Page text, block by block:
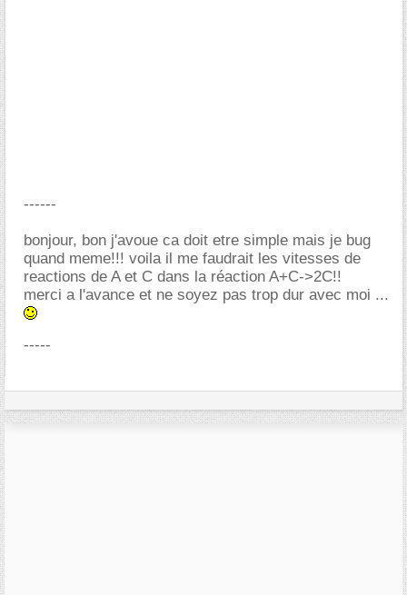
------
bonjour, bon j'avoue ca doit etre simple mais je bug
quand meme!!! voila il me faudrait les vitesses de
reactions de A et C dans la réaction A+C->2C!!
merci a l'avance et ne soyez pas trop dur avec moi ...
-----